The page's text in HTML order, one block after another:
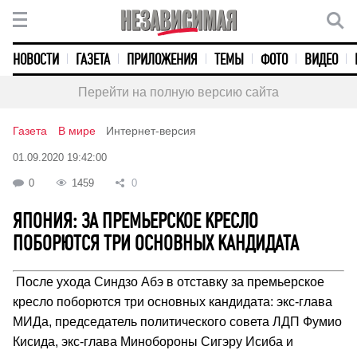
НОВОСТИ ГАЗЕТА ПРИЛОЖЕНИЯ ТЕМЫ ФОТО ВИДЕО
Перейти на полную версию сайта
Газета В мире Интернет-версия
01.09.2020 19:42:00
0 1459 0
ЯПОНИЯ: ЗА ПРЕМЬЕРСКОЕ КРЕСЛО
ПОБОРЮТСЯ ТРИ ОСНОВНЫХ КАНДИДАТА
После ухода Синдзо Абэ в отставку за премьерское
кресло поборются три основных кандидата: экс-глава
МИДа, председатель политического совета ЛДП Фумио
Кисида, экс-глава Минобороны Сигэру Исиба и